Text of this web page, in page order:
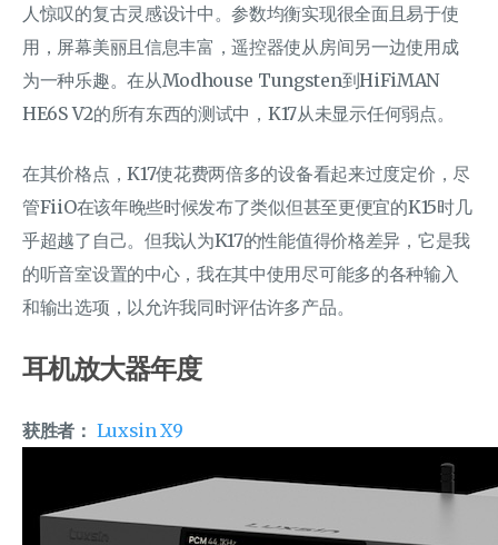
人惊叹的复古灵感设计中。参数均衡实现很全面且易于使
用，屏幕美丽且信息丰富，遥控器使从房间另一边使用成
为一种乐趣。在从Modhouse Tungsten到HiFiMAN
HE6S V2的所有东西的测试中，K17从未显示任何弱点。
在其价格点，K17使花费两倍多的设备看起来过度定价，尽
管FiiO在该年晚些时候发布了类似但甚至更便宜的K15时几
乎超越了自己。但我认为K17的性能值得价格差异，它是我
的听音室设置的中心，我在其中使用尽可能多的各种输入
和输出选项，以允许我同时评估许多产品。
耳机放大器年度
获胜者： Luxsin X9